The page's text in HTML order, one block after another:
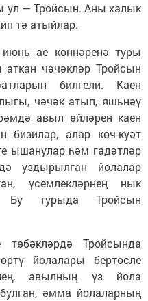
ул — Тройсын. Аны халык
тә атыйлар.
ае көннәренә туры
чәчәкләр Тройсын
билгели. Каен
чәчәк атып, яшьнәү
авыл өйләрен каен
бизиләр, алар көч-куәт
ышанулар һәм гадәтләр
уздырылган йолалар
үсемлекләрнең нык
Бу турыда Тройсын
Тройсында
йолалары бертөсле
авылның үз йола
әмма йолаларның